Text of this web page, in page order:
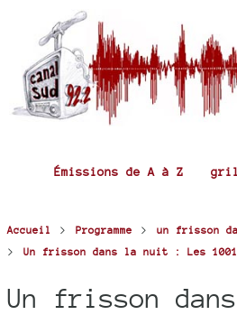
Émissions de A à Z
Accueil > Programme > un frisson
> Un frisson dans la nuit : Les
Un frisson